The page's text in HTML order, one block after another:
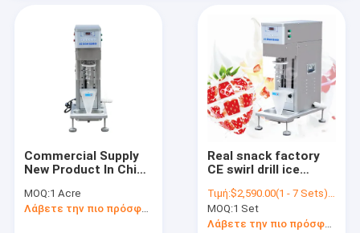
Commercial Supply
New Product In China
Swirl Fruit Ice Cream
Machine
MOQ:1 Acre
Λάβετε την πιο πρόσφατη τιμή
Real snack factory
CE swirl drill ice
ice cream
machine/swirl frozen
yogurt/fruit ice
Τιμή:$2,590.00(1 - 7 Sets) $2,540.00(>=8 Sets)
MOQ:1 Set
Λάβετε την πιο πρόσφατη τιμή